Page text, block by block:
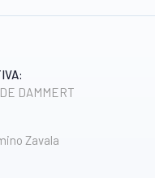
DAMMERT
Zavala